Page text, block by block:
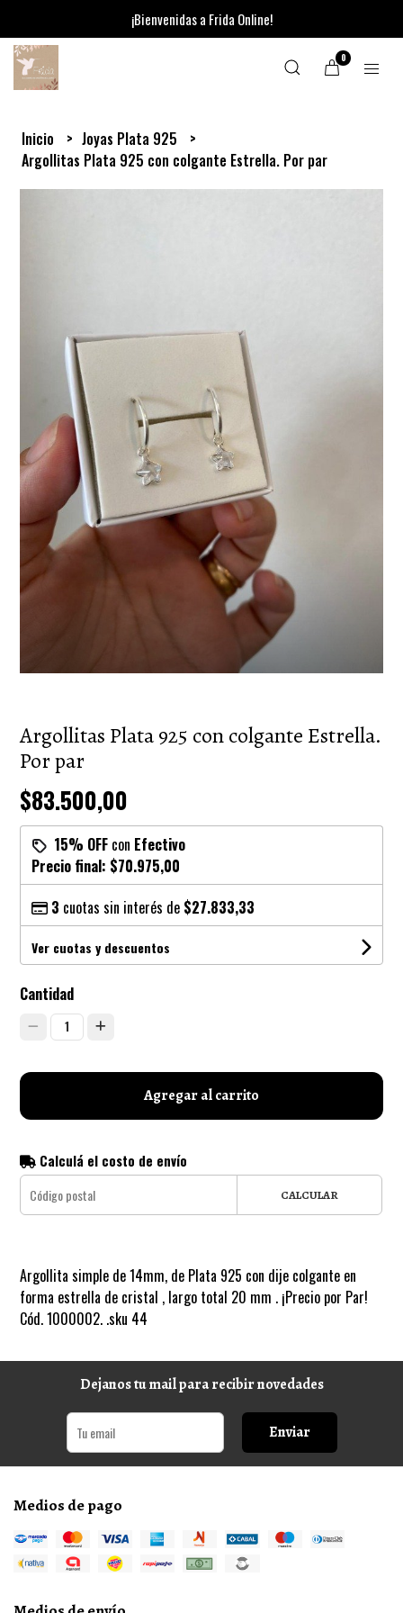
¡Bienvenidas a Frida Online!
0
Inicio
Joyas Plata 925
Argollitas Plata 925 con colgante Estrella. Por par
Argollitas Plata 925 con colgante Estrella.
Por par
$83.500,00
15% OFF con Efectivo
Precio final: $70.975,00
3 cuotas sin interés de $27.833,33
Ver cuotas y descuentos
Cantidad
1
Agregar al carrito
Calculá el costo de envío
CALCULAR
Argollita simple de 14mm, de Plata 925 con dije colgante en
forma estrella de cristal , largo total 20 mm . ¡Precio por Par!
Cód. 1000002. .sku 44
Dejanos tu mail para recibir novedades
Enviar
Medios de pago